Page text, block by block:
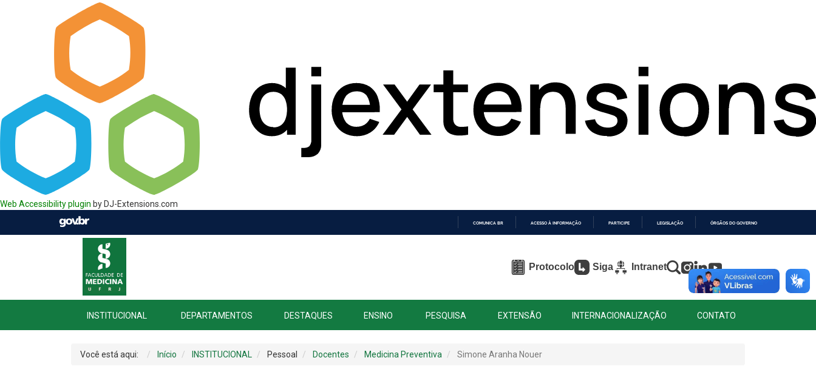
Web Accessibility plugin by DJ-Extensions.com
COMUNICA BR ACESSO À INFORMAÇÃO PARTICIPE LEGISLAÇÃO ÓRGÃOS DO GOVERNO
Protocolo Siga Intranet
INSTITUCIONAL DEPARTAMENTOS DESTAQUES ENSINO PESQUISA EXTENSÃO INTERNACIONALIZAÇÃO CONTATO
Você está aqui: Início INSTITUCIONAL Pessoal Docentes Medicina Preventiva Simone Aranha Nouer